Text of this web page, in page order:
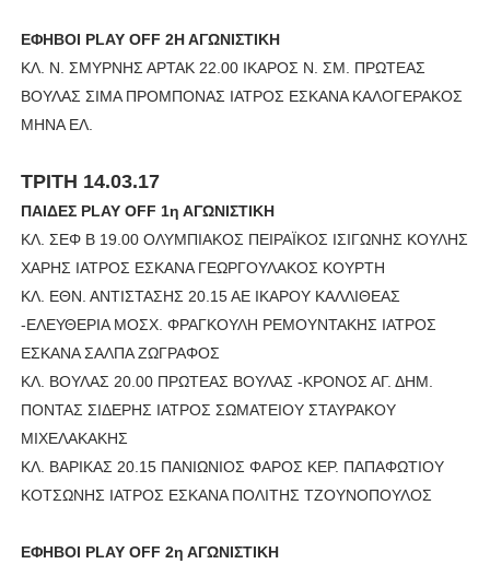
ΕΦΗΒΟΙ PLAY OFF 2Η ΑΓΩΝΙΣΤΙΚΗ
KΛ. Ν. ΣΜΥΡΝΗΣ ΑΡΤΑΚ 22.00 ΙΚΑΡΟΣ Ν. ΣΜ. ΠΡΩΤΕΑΣ
ΒΟΥΛΑΣ ΣΙΜΑ ΠΡΟΜΠΟΝΑΣ ΙΑΤΡΟΣ ΕΣΚΑΝΑ ΚΑΛΟΓΕΡΑΚΟΣ
ΜΗΝΑ ΕΛ.
ΤΡΙΤΗ 14.03.17
ΠΑΙΔΕΣ PLAY OFF 1η ΑΓΩΝΙΣΤΙΚΗ
ΚΛ. ΣΕΦ Β 19.00 ΟΛΥΜΠΙΑΚΟΣ ΠΕΙΡΑΪΚΟΣ ΙΣΙΓΩΝΗΣ ΚΟΥΛΗΣ
ΧΑΡΗΣ ΙΑΤΡΟΣ ΕΣΚΑΝΑ ΓΕΩΡΓΟΥΛΑΚΟΣ KOYΡΤΗ
ΚΛ. ΕΘΝ. ΑΝΤΙΣΤΑΣΗΣ 20.15 ΑΕ ΙΚΑΡΟΥ ΚΑΛΛΙΘΕΑΣ
-ΕΛΕΥΘΕΡΙΑ ΜΟΣΧ. ΦΡΑΓΚΟΥΛΗ ΡΕΜΟΥΝΤΑΚΗΣ ΙΑΤΡΟΣ
ΕΣΚΑΝΑ ΣΑΛΠΑ ΖΩΓΡΑΦΟΣ
ΚΛ. ΒΟΥΛΑΣ 20.00 ΠΡΩΤΕΑΣ ΒΟΥΛΑΣ -ΚΡΟΝΟΣ ΑΓ. ΔΗΜ.
ΠΟΝΤΑΣ ΣΙΔΕΡΗΣ ΙΑΤΡΟΣ ΣΩΜΑΤΕΙΟΥ ΣΤΑΥΡΑΚΟΥ
ΜΙΧΕΛΑΚΑΚΗΣ
ΚΛ. ΒΑΡΙΚΑΣ 20.15 ΠΑΝΙΩΝΙΟΣ ΦΑΡΟΣ ΚΕΡ. ΠΑΠΑΦΩΤΙΟΥ
ΚΟΤΣΩΝΗΣ ΙΑΤΡΟΣ ΕΣΚΑΝΑ ΠΟΛΙΤΗΣ ΤΖΟΥΝΟΠΟΥΛΟΣ
ΕΦΗΒΟΙ PLAY OFF 2η ΑΓΩΝΙΣΤΙΚΗ